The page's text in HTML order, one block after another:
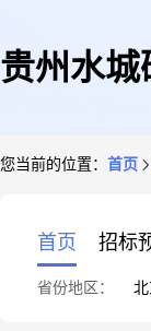
贵州水城
您当前的位置： 首页
首页 招标
省份地区：